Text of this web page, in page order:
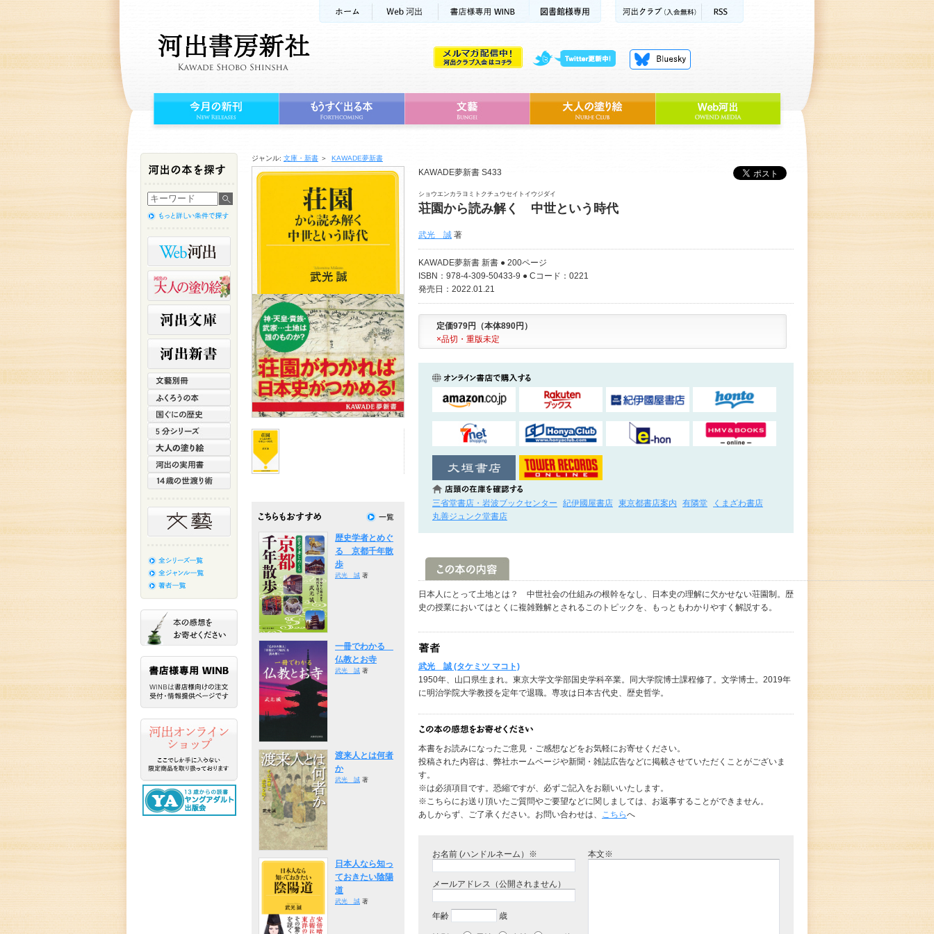
ジャンル: 文庫・新書 ＞ KAWADE夢新書
KAWADE夢新書 S433
ショウエンカラヨミトクチュウセイトイウジダイ
荘園から読み解く 中世という時代
武光 誠 著
KAWADE夢新書 新書 ● 200ページ
ISBN：978-4-309-50433-9 ● Cコード：0221
発売日：2022.01.21
定価979円（本体890円）
×品切・重版未定
三省堂書店・岩波ブックセンター 紀伊國屋書店 東京都書店案内 有隣堂
くまざわ書店
丸善ジュンク堂書店
日本人にとって土地とは？ 中世社会の仕組みの根幹をなし、日本史の理解に欠かせない荘園制。歴
史の授業においてはとくに複雑難解とされるこのトピックを、もっともわかりやすく解説する。
武光 誠 (タケミツ マコト)
1950年、山口県生まれ。東京大学文学部国史学科卒業。同大学院博士課程修了。文学博士。2019年
に明治学院大学教授を定年で退職。専攻は日本古代史、歴史哲学。
本書をお読みになったご意見・ご感想などをお気軽にお寄せください。
投稿された内容は、弊社ホームページや新聞・雑誌広告などに掲載させていただくことがございま
す。
※は必須項目です。恐縮ですが、必ずご記入をお願いいたします。
※こちらにお送り頂いたご質問やご要望などに関しましては、お返事することができません。
あしからず、ご了承ください。お問い合わせは、 こちらへ
お名前 (ハンドルネーム）※
メールアドレス（公開されません）
年齢 歳
本文※
歴史学者とめぐ
る 京都千年散
歩
武光 誠 著
一冊でわかる
仏教とお寺
武光 誠 著
渡来人とは何者
か
武光 誠 著
日本人なら知っ
ておきたい陰陽
道
武光 誠 著